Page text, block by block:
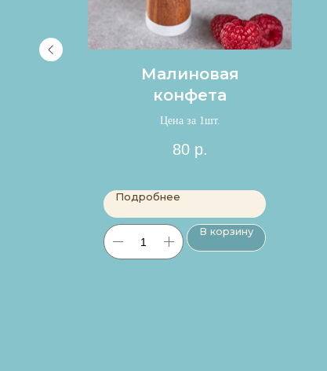
Малиновая
конфета
Цена за 1шт.
80 р.
Подробнее
В корзину